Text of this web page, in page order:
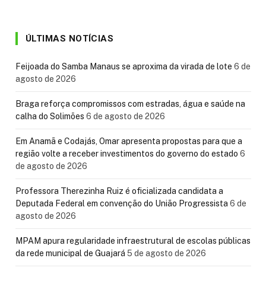
ÚLTIMAS NOTÍCIAS
Feijoada do Samba Manaus se aproxima da virada de lote 6 de
agosto de 2026
Braga reforça compromissos com estradas, água e saúde na
calha do Solimões 6 de agosto de 2026
Em Anamã e Codajás, Omar apresenta propostas para que a
região volte a receber investimentos do governo do estado 6
de agosto de 2026
Professora Therezinha Ruiz é oficializada candidata a
Deputada Federal em convenção do União Progressista 6 de
agosto de 2026
MPAM apura regularidade infraestrutural de escolas públicas
da rede municipal de Guajará 5 de agosto de 2026